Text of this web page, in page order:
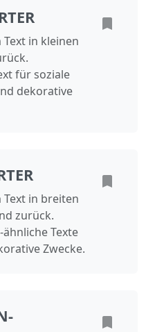
in kleinen
für soziale
dekorative
in breiten
zurück.
Texte
Zwecke.